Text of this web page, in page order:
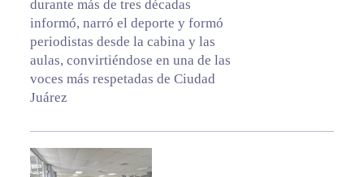
durante más de tres décadas
informó, narró el deporte y formó
periodistas desde la cabina y las
aulas, convirtiéndose en una de las
voces más respetadas de Ciudad
Juárez